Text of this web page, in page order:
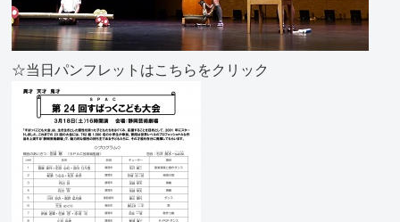
☆当日パンフレットはこちらをクリック